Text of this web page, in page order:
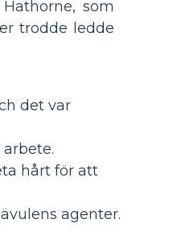
som
trodde ledde
det var
hårt för att
agenter.